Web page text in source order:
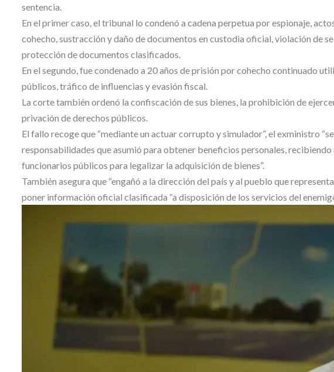
sentencia.
En el primer caso, el tribunal lo condenó a cadena perpetua por espionaje,
cohecho, sustracción y daño de documentos en custodia oficial, violación de
protección de documentos clasificados.
En el segundo, fue condenado a 20 años de prisión por cohecho continuado
públicos, tráfico de influencias y evasión fiscal.
La corte también ordenó la confiscación de sus bienes, la prohibición de
privación de derechos públicos.
El fallo recoge que “mediante un actuar corrupto y simulador”, el exministro
responsabilidades que asumió para obtener beneficios personales,
funcionarios públicos para legalizar la adquisición de bienes”.
También asegura que “engañó a la dirección del país y al pueblo que
poner información oficial clasificada “a disposición de los servicios del